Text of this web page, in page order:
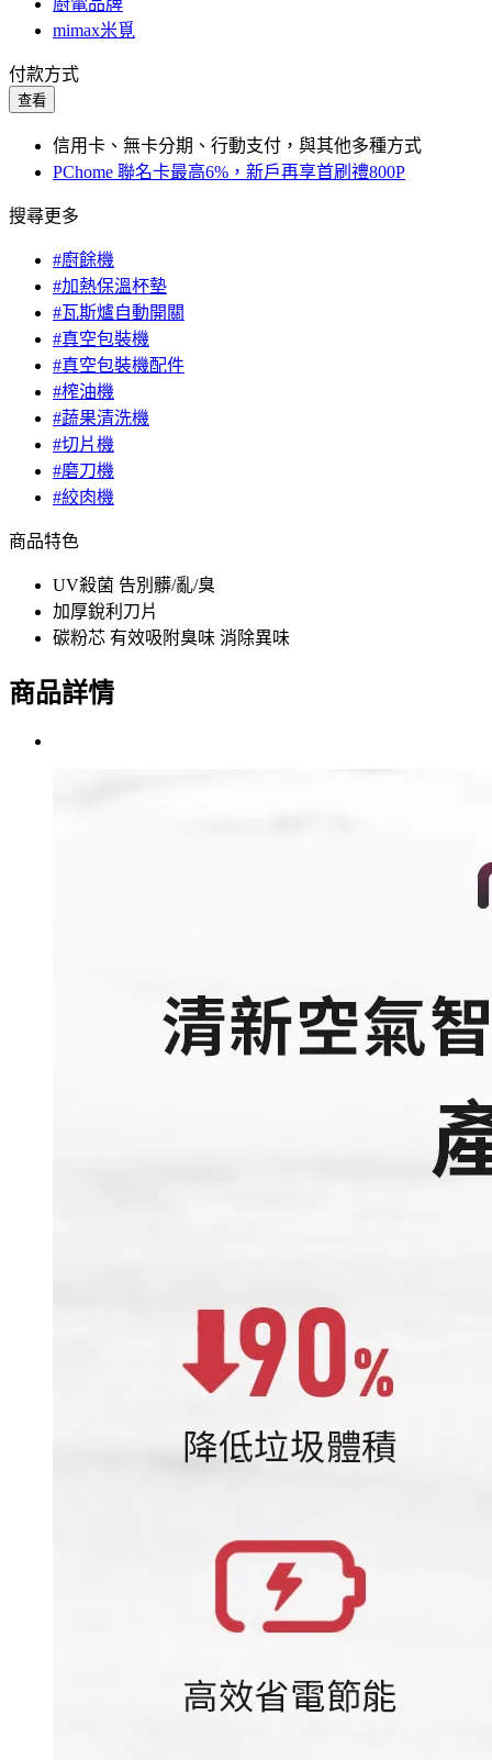
廚電品牌
mimax米覓
付款方式
查看
信用卡、無卡分期、行動支付，與其他多種方式
PChome 聯名卡最高6%，新戶再享首刷禮800P
搜尋更多
#廚餘機
#加熱保溫杯墊
#瓦斯爐自動開關
#真空包裝機
#真空包裝機配件
#榨油機
#蔬果清洗機
#切片機
#磨刀機
#絞肉機
商品特色
UV殺菌 告別髒/亂/臭
加厚銳利刀片
碳粉芯 有效吸附臭味 消除異味
商品詳情